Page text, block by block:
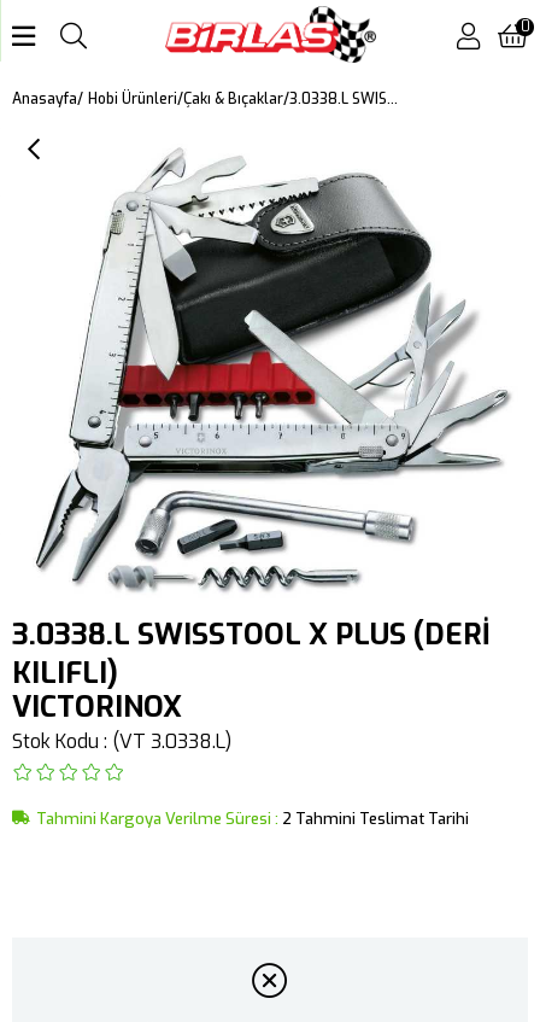
0
Anasayfa Hobi Ürünleri Çakı & Bıçaklar 3.0338.L SWISSTOOL X PLUS (DERİ KILIFLI)
3.0338.L SWISSTOOL X PLUS (DERİ
KILIFLI)
VICTORINOX
Stok Kodu (VT 3.0338.L)
Tahmini Kargoya Verilme Süresi : 2 Tahmini Teslimat Tarihi